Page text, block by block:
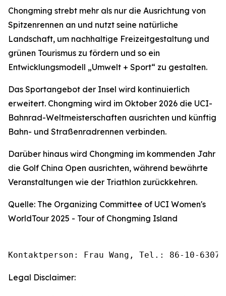
Chongming strebt mehr als nur die Ausrichtung von
Spitzenrennen an und nutzt seine natürliche
Landschaft, um nachhaltige Freizeitgestaltung und
grünen Tourismus zu fördern und so ein
Entwicklungsmodell „Umwelt + Sport“ zu gestalten.
Das Sportangebot der Insel wird kontinuierlich
erweitert. Chongming wird im Oktober 2026 die UCI-
Bahnrad-Weltmeisterschaften ausrichten und künftig
Bahn- und Straßenradrennen verbinden.
Darüber hinaus wird Chongming im kommenden Jahr
die Golf China Open ausrichten, während bewährte
Veranstaltungen wie der Triathlon zurückkehren.
Quelle: The Organizing Committee of UCI Women's
WorldTour 2025 - Tour of Chongming Island
Kontaktperson: Frau Wang, Tel.: 86-10-
Legal Disclaimer: